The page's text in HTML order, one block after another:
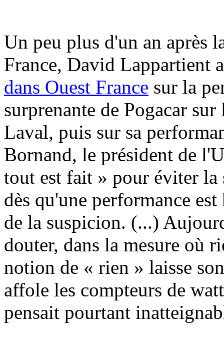
Un peu plus d'un an après
France, David Lappartient
dans Ouest France sur la
surprenante de Pogacar
Laval, puis sur sa
Bornand, le président de
tout est fait » pour éviter
dès qu'une performance
de la suspicion. (...)
douter, dans la mesure où
notion de « rien » laisse
affole les compteurs de
pensait pourtant